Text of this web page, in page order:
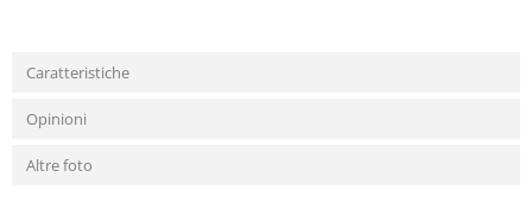
Caratteristiche
Opinioni
Altre foto